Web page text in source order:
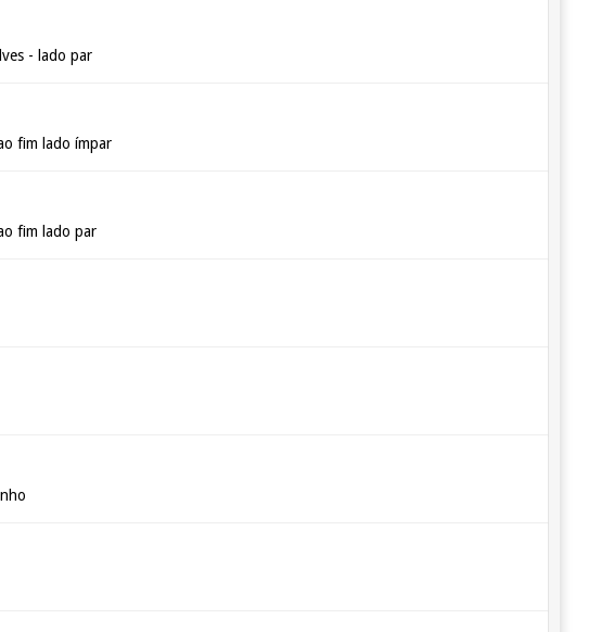
- lado par
fim lado ímpar
fim lado par